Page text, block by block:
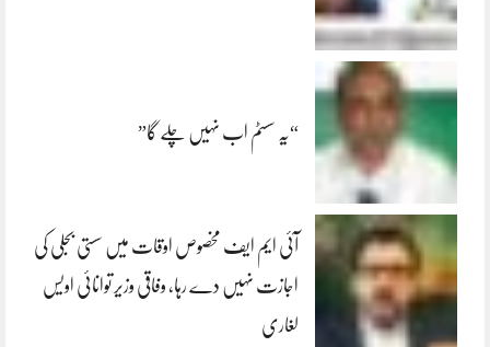
“یہ سسٹم اب نہیں چلے گا”
آئی ایم ایف مخصوص اوقات میں سستی بجلی کی
اجازت نہیں دے رہا، وفاقی وزیر توانائی اویس
لغاری